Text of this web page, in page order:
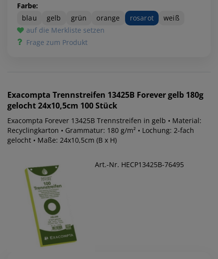
Farbe:
blau
gelb grün orange rosarot
weiß
auf die Merkliste setzen
Frage zum Produkt
Exacompta Trennstreifen 13425B Forever gelb 180g
gelocht 24x10,5cm 100 Stück
Exacompta Forever 13425B Trennstreifen in gelb • Material:
Recyclingkarton • Grammatur: 180 g/m² • Lochung: 2-fach
gelocht • Maße: 24x10,5cm (B x H)
Art.-Nr. HECP13425B-76495